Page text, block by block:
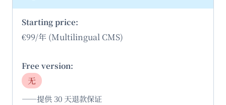
€99/年 (Multilingual CMS)
无
——提供 30 天退款保证